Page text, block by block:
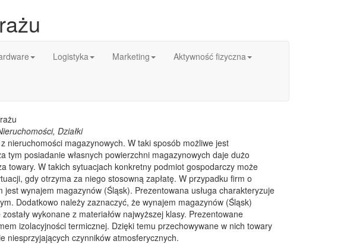
Logistyka Marketing Aktywność fizyczna
Działki
nieruchomości magazynowych. W taki sposób możliwe jest
tym posiadanie własnych powierzchni magazynowych daje dużo
towary. W takich sytuacjach konkretny podmiot gospodarczy może
gdy otrzyma za niego stosowną zapłatę. W przypadku firm o
wynajem magazynów (Śląsk). Prezentowana usługa charakteryzuje
Dodatkowo należy zaznaczyć, że wynajem magazynów (Śląsk)
wykonane z materiałów najwyższej klasy. Prezentowane
izolacyjności termicznej. Dzięki temu przechowywane w nich towary
niesprzyjających czynników atmosferycznych.